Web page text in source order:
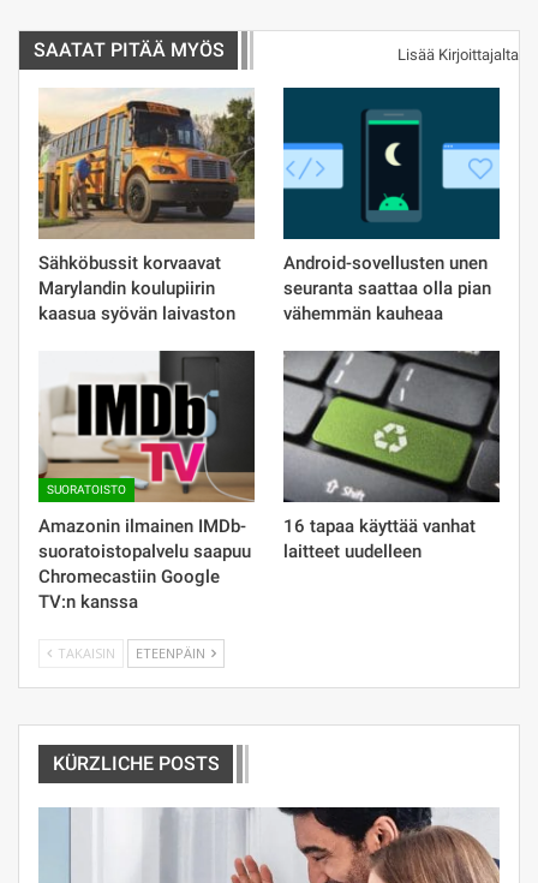
SAATAT PITÄÄ MYÖS Lisää Kirjoittajalta
Sähköbussit korvaavat
Marylandin koulupiirin
kaasua syövän laivaston
Android-sovellusten unen
seuranta saattaa olla pian
vähemmän kauheaa
SUORATOISTO
Amazonin ilmainen IMDb-
suoratoistopalvelu saapuu
Chromecastiin Google
TV:n kanssa
16 tapaa käyttää vanhat
laitteet uudelleen
TAKAISIN ETEENPÄIN
KÜRZLICHE POSTS